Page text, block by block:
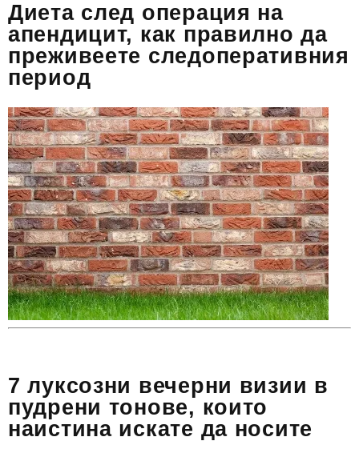
Диета след операция на
апендицит, как правилно да
преживеете следоперативния
период
7 луксозни вечерни визии в
пудрени тонове, които
наистина искате да носите